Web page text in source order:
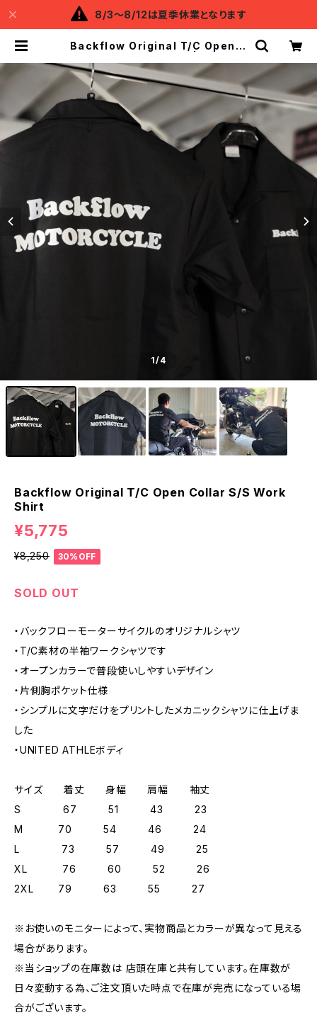
8/3～8/12は夏季休業となります
Backflow Original T/C Open C
w
1/4
Backflow Original T/C Open Collar S/S Work
Shirt
¥5,775
¥8,250 30%OFF
SOLD OUT
・バックフローモーターサイクルのオリジナルシャツ
・T/C素材の半袖ワークシャツです
・オープンカラーで普段使いしやすいデザイン
・片側胸ポケット仕様
・シンプルに文字だけをプリントしたメカニックシャツに仕上げま
した
・UNITED ATHLEボディ
サイズ 着丈 身幅 肩幅 袖丈
S 67 51 43 23
M 70 54 46 24
L 73 57 49 25
XL 76 60 52 26
2XL 79 63 55 27
※お使いのモニターによって、実物商品とカラーが異なって見える
場合があります。
※当ショップの在庫数は 店頭在庫と共有しています。在庫数が
日々変動する為、ご注文頂いた時点で在庫が完売になっている場
合がございます。